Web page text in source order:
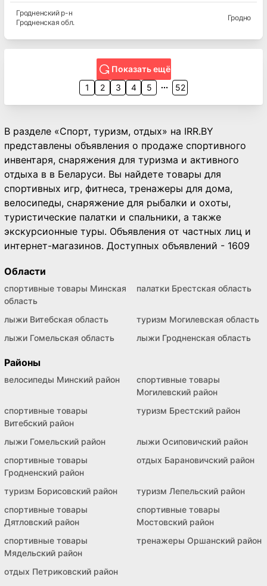
Гродненскийр-н
Гродненская обл.
Гродно
Показать ещё
1
2 3 4 5 52
В разделе «Спорт, туризм, отдых» на IRR.BY
представлены объявления о продаже спортивного
инвентаря, снаряжения для туризма и активного
отдыха в в Беларуси. Вы найдете товары для
спортивных игр, фитнеса, тренажеры для дома,
велосипеды, снаряжение для рыбалки и охоты,
туристические палатки и спальники, а также
экскурсионные туры. Объявления от частных лиц и
интернет-магазинов. Доступных объявлений - 1609
Области
спортивные товары Минская
область
палатки Брестская область
лыжи Витебская область
туризм Могилевская область
лыжи Гомельская область
лыжи Гродненская область
Районы
велосипеды Минский район
спортивные товары
Могилевский район
спортивные товары
Витебский район
туризм Брестский район
лыжи Гомельский район
лыжи Осиповичский район
спортивные товары
Гродненский район
отдых Барановичский район
туризм Борисовский район
туризм Лепельский район
спортивные товары
Дятловский район
спортивные товары
Мостовский район
спортивные товары
Мядельский район
тренажеры Оршанский район
отдых Петриковский район